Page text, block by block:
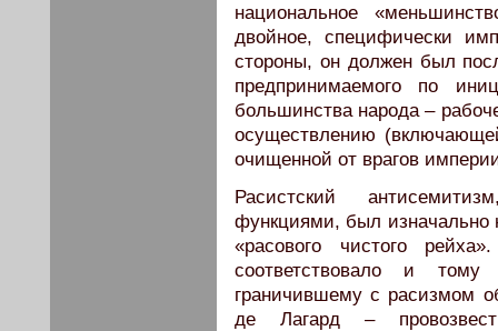
национальное
двойное, специфически
стороны, он должен был
предпринимаемого по
большинства народа –
осуществлению
очищенной от врагов
Расистский
функциями, был изначально
«расового чистого
соответствовало и
граничившему с расизмом
де Лагард –